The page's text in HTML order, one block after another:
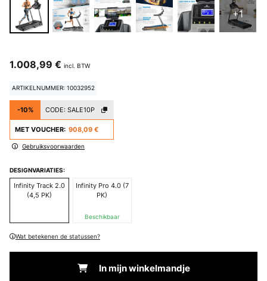
+1
1.008,99 € incl. BTW
ARTIKELNUMMER: 10032952
-10% CODE: SALE10P
MET VOUCHER: 908,09 €
Gebruiksvoorwaarden
DESIGNVARIATIES:
Infinity Track 2.0
(4,5 PK)
Infinity Pro 4.0 (7
PK)
Beschikbaar
Wat betekenen de statussen?
In mijn winkelmandje